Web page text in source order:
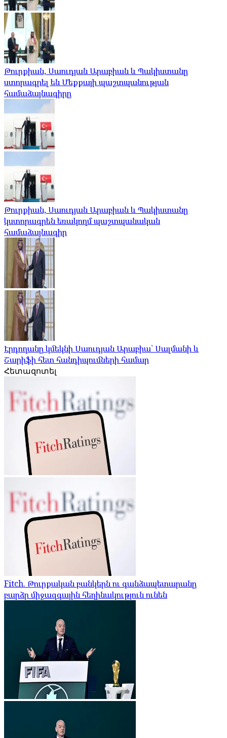
Թուրքիան, Սաուդյան Արաբիան և Պակիստանը
ստորագրել են Մեքքայի պաշտպանության
համաձայնագիրը
Թուրքիան, Սաուդյան Արաբիան և Պակիստանը
կստորագրեն եռակողմ պաշտպանական
համաձայնագիր
Էրդողանը կմեկնի Սաուդյան Արաբիա՝ Սալմանի և
Շարիֆի հետ հանդիպումների համար
Հետազոտել
Fitch. Թուրքական բանկերն ու գանձապետարանը
բարձր միջազգային հեղինակություն ունեն